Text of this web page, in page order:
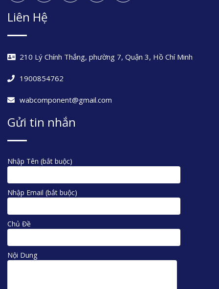
Liên Hệ
210 Lý Chính Thắng, phường 7, Quận 3, Hồ Chí Minh
1900854762
wabcomponent@gmail.com
Gửi tin nhắn
Nhập Tên (bắt buộc)
Nhập Email (bắt buộc)
Chủ Đề
Nội Dung